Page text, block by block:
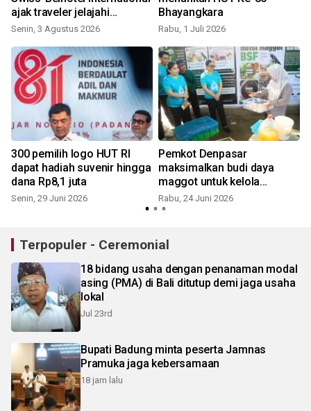
ajak traveler jelajahi
Indonesia lewat "Merdeka
Senin, 3 Agustus 2026
Bhayangkara
Rabu, 1 Juli 2026
300 pemilih logo HUT RI
dapat hadiah suvenir hingga
dana Rp8,1 juta
Senin, 29 Juni 2026
Pemkot Denpasar
maksimalkan budi daya
maggot untuk kelola
sampah dan dorong
ekonomi
Rabu, 24 Juni 2026
Terpopuler - Ceremonial
18 bidang usaha dengan penanaman modal
asing (PMA) di Bali ditutup demi jaga usaha
lokal
Jul 23rd
Bupati Badung minta peserta Jamnas
Pramuka jaga kebersamaan
18 jam lalu